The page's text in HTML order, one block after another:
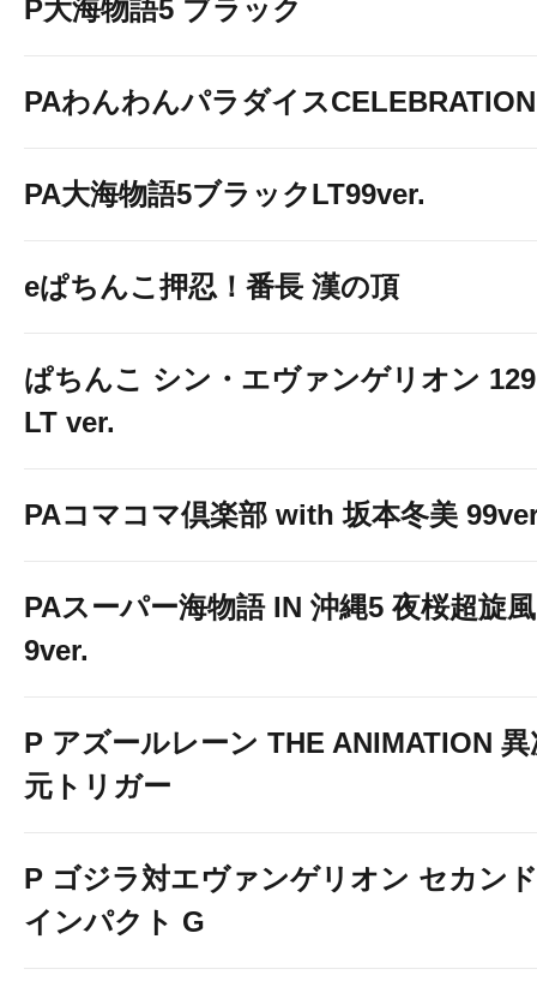
P大海物語5 ブラック
PAわんわんパラダイスCELEBRATION
PA大海物語5ブラックLT99ver.
eぱちんこ押忍！番長 漢の頂
ぱちんこ シン・エヴァンゲリオン 129
LT ver.
PAコマコマ倶楽部 with 坂本冬美
PAスーパー海物語 IN 沖縄5 夜桜超旋
9ver.
P アズールレーン THE ANIMATION 異
元トリガー
P ゴジラ対エヴァンゲリオン セカンド
インパクト G